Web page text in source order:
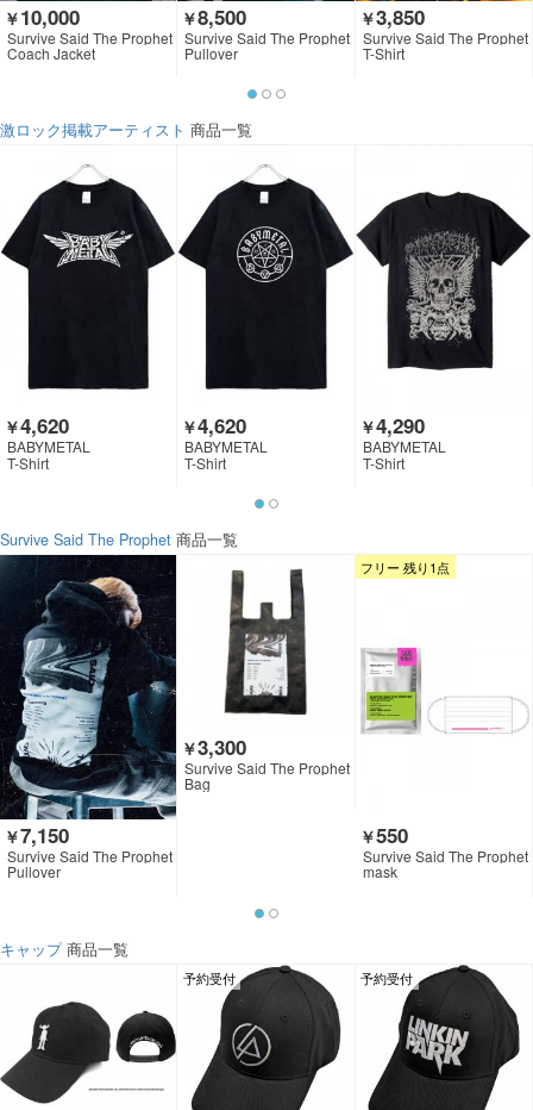
￥10,000
Survive Said The Prophet
Coach Jacket
￥8,500
Survive Said The Prophet
Pullover
￥3,850
Survive Said The Prophet
T-Shirt
激ロック掲載アーティスト 商品一覧
￥4,620
BABYMETAL
T-Shirt
￥4,620
BABYMETAL
T-Shirt
￥4,290
BABYMETAL
T-Shirt
Survive Said The Prophet 商品一覧
￥7,150
Survive Said The Prophet
Pullover
￥3,300
Survive Said The Prophet
Bag
フリー 残り1点
￥550
Survive Said The Prophet
mask
キャップ商品一覧
予約受付 予約受付